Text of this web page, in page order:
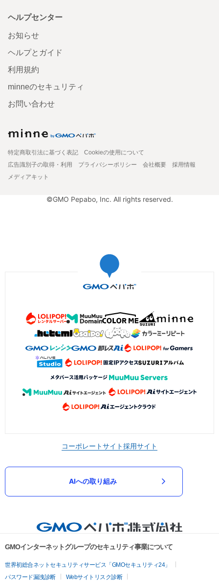
ヘルプセンター
お知らせ
ヘルプとガイド
利用規約
minneのセキュリティ
お問い合わせ
特定商取引法に基づく表記
Cookieの使用について
広告識別子の取得・利用
プライバシーポリシー 会社概要
採用情報
メディアキット
©GMO Pepabo, Inc. All rights reserved.
コーポレートサイト採用サイト
AIへの取り組み
GMOインターネットグループのセキュリティ事業について
世界初総合ネットセキュリティサービス「GMOセキュリティ24」
パスワード漏洩診断
Webサイトリスク診断